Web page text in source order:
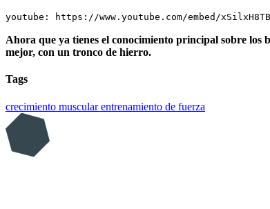
youtube: https://www.youtube.com/embed/
Ahora que ya tienes el conocimiento principal sobre los
mejor, con un tronco de hierro.
Tags
crecimiento muscularentrenamiento de fuerza